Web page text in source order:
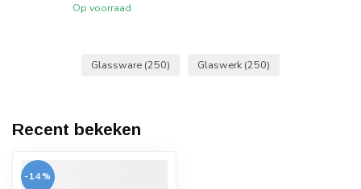
Op voorraad
Glassware (250) Glaswerk (250)
Recent bekeken
-14%